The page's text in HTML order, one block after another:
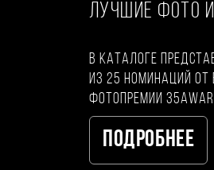
ЛУЧШИЕ ФОТО
В каталоге
из 25 номинаций от
фотопремии
Подробнее